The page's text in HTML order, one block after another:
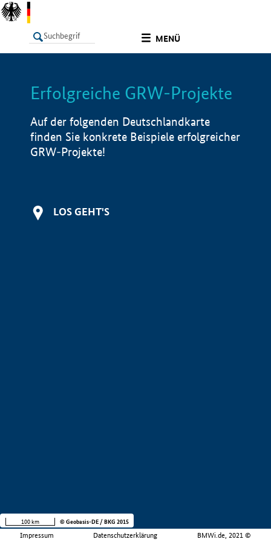
MENÜ
LISTE Info
Erfolgreiche GRW-Projekte
Auf der folgenden Deutschlandkarte
finden Sie konkrete Beispiele erfolgreicher
GRW-Projekte!
LOS GEHT'S
Impressum Datenschutzerklärung BMWi.de, 2021 ©
100 km © Geobasis-DE / BKG 2015